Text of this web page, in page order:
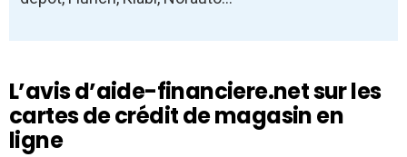
L’avis d’aide-financiere.net sur les
cartes de crédit de magasin en
ligne